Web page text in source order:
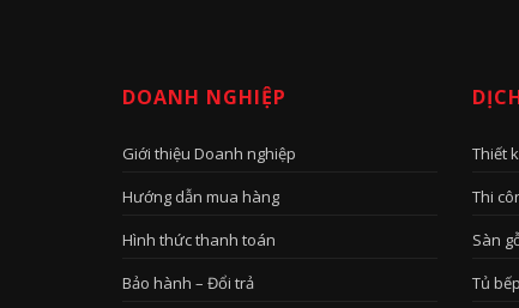
DOANH NGHIỆP
Giới thiệu Doanh nghiệp
Hướng dẫn mua hàng
Hình thức thanh toán
Bảo hành – Đổi trả
Thiết
Thi
Sàn
Tủ